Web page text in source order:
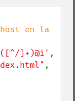
en la
]+)@i' ,